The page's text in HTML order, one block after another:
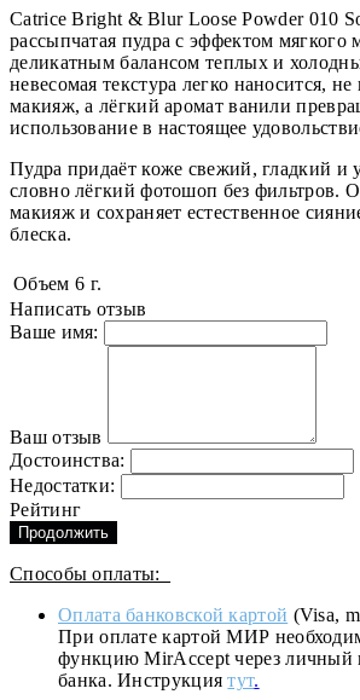
Catrice Bright & Blur Loose Powder 010
рассыпчатая пудра с эффектом
деликатным балансом теплых и
невесомая текстура легко наносится, не
макияж, а лёгкий аромат ванили
использование в настоящее
Пудра придаёт коже свежий, гладкий
словно лёгкий фотошоп без фильтров.
макияж и сохраняет естественное
блеска.
Объем 6 г.
Написать отзыв
Ваше имя:
Ваш отзыв
Достоинства:
Недостатки:
Рейтинг
Продолжить
Способы оплаты:
Оплата банковской картой (Visa,
При оплате картой МИР
функцию MirAccept через личный
банка. Инструкциятут.